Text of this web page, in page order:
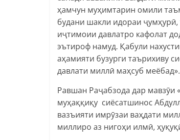
ҳамчун муҳимтарин омили
будани шакли идораи
иҷтимоии давлатро кафолат
эътироф намуд. Қабули
аҳамияти бузурги таърихиву
давлати миллӣ маҳсуб меёбад».
Равшан Раҷабзода дар мавзӯи
муҳаққиқу сиёсатшинос
вазъияти имрӯзаи ваҳдати
миллиро аз нигоҳи илмӣ,